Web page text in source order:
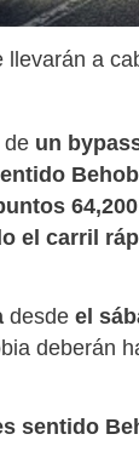
llevarán a
de un
el carril
desde el
deberán
sentido